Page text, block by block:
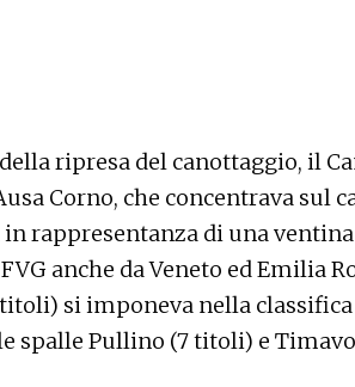
ripresa del canottaggio, il
Corno, che concentrava sul
rappresentanza di una
anche da Veneto ed Emilia
si imponeva nella
spalle Pullino (7 titoli) e